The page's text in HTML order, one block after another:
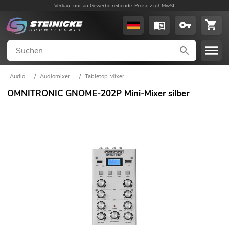
Verkauf nur an Gewerbetreibende. Preise zzgl. MwSt.
Audio / Audiomixer / Tabletop Mixer
OMNITRONIC GNOME-202P Mini-Mixer silber